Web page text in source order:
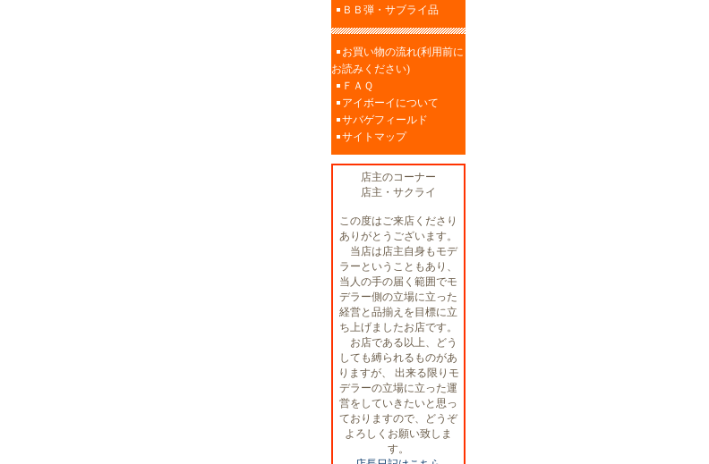
ＢＢ弾・サブライ品
お買い物の流れ(利用前に
お読みください)
ＦＡＱ
アイボーイについて
サバゲフィールド
サイトマップ
店主のコーナー
店主・サクライ
この度はご来店くださり
ありがとうございます。
当店は店主自身もモデ
ラーということもあり、
当人の手の届く範囲でモ
デラー側の立場に立った
経営と品揃えを目標に立
ち上げましたお店です。
お店である以上、どう
しても縛られるものがあ
りますが、 出来る限りモ
デラーの立場に立った運
営をしていきたいと思っ
ておりますので、どうぞ
よろしくお願い致しま
す。